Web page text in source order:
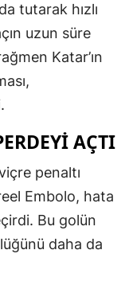
tutarak hızlı
uzun süre
Katar’ın
AÇTI
penaltı
Embolo, hata
Bu golün
daha da